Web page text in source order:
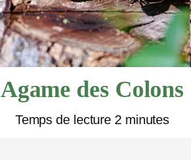
LA RÉUNION
Agame des Colons
Temps de lecture 2 minutes